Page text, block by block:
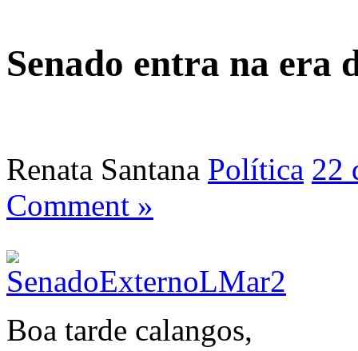
Senado entra na era
Renata Santana Política 22
Comment »
Boa tarde calangos,